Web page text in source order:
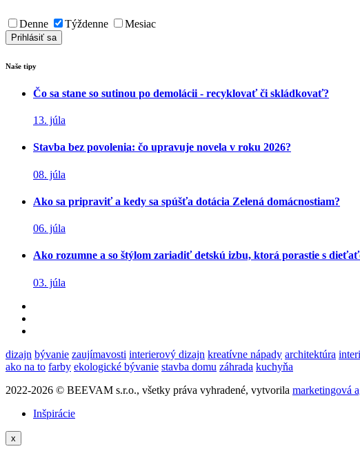
Denne Týždenne Mesiac
Naše tipy
Čo sa stane so sutinou po demolácii - recyklovať či skládkovať?
13. júla
Stavba bez povolenia: čo upravuje novela v roku 2026?
08. júla
Ako sa pripraviť a kedy sa spúšťa dotácia Zelená domácnostiam?
06. júla
Ako rozumne a so štýlom zariadiť detskú izbu, ktorá porastie s
03. júla
dizajn bývanie zaujímavosti interierový dizajn kreatívne nápady architektúra
ako na to farby ekologické bývanie stavba domu záhrada kuchyňa
2022-2026 © BEEVAM s.r.o., všetky práva vyhradené, vytvorila marketingová
Inšpirácie
x